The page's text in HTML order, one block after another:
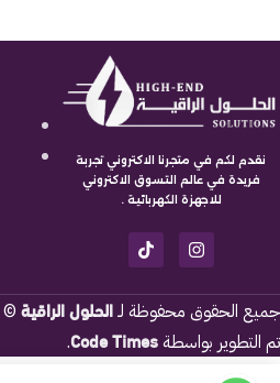
نقدم لكم في متجرنا الاكتروني تجربة
فريدة في عالم التسوق الاكتروني
للاجهزة الكهربائية .
جميع الحقوق محفوظة لـالحلول الراقية © 2025.
تم التطوير بواسطة Code Times
.